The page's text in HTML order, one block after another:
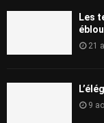
Les
21
9